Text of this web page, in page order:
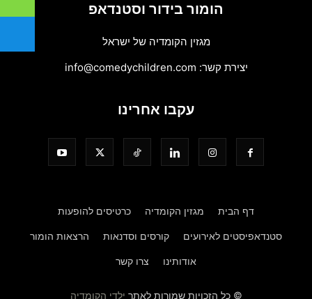
הומור בידור וסטנדאפ
מגזין הקומדיה של ישראל
יצירת קשר: info@comedychildren.com
עקבו אחרינו
דף הבית מגזין הקומדיה כרטיסים להופעות
סטנדאפיסטים לאירועים קורסים וסדנאות הרצאות הומור
אודותינו צרו קשר
© כל הזכויות שמורות לאתר ילדי הקומדיה